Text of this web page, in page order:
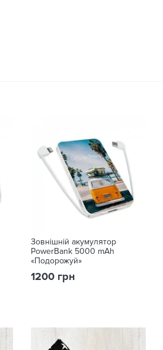
Зовнішній акумулятор
PowerBank 5000 mAh
«Подорожуй»
1200 грн